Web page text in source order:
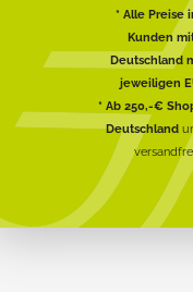
* Alle Preise
Kunden
Deutschland
jeweiligen
* Ab 250,-€
Deutschland